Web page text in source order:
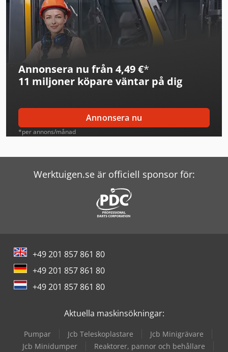
Jcb Minidumper
Jcb Minigrävare
Jcb Teleskoplastare
John Deere Grader
John Deere Åkgräsklippare
Komatsu Bulldozers
Komatsu Minigrävare
Kubota Mulcher
Takeuchi Minigrävare
Thwaites Minidumper
Wacker Neuson Minigrävare
Yanmar Minidumper
Annonsera nu från 4,49 €*
11 miljoner köpare väntar på dig
Annonsera nu
*per annons/månad
Werktuigen.se är officiell sponsor för:
+49 201 857 861 80
+49 201 857 861 80
+49 201 857 861 80
Aktuella maskinsökningar:
Pumpar Jcb Teleskoplastare
Jcb Minigrävare
Jcb Minidumper
Reaktorer, pannor och behållare